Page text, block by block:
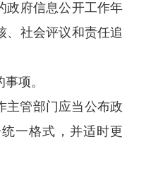
政府信息公开工作年
、社会评议和责任追
项。
主管部门应当公布政
一格式，并适时更